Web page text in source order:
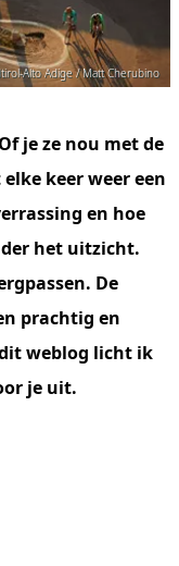
Alto Adige / Matt Cherubino
je ze nou met de
keer weer een
en hoe
het uitzicht.
De
prachtig en
weblog licht ik
je uit.